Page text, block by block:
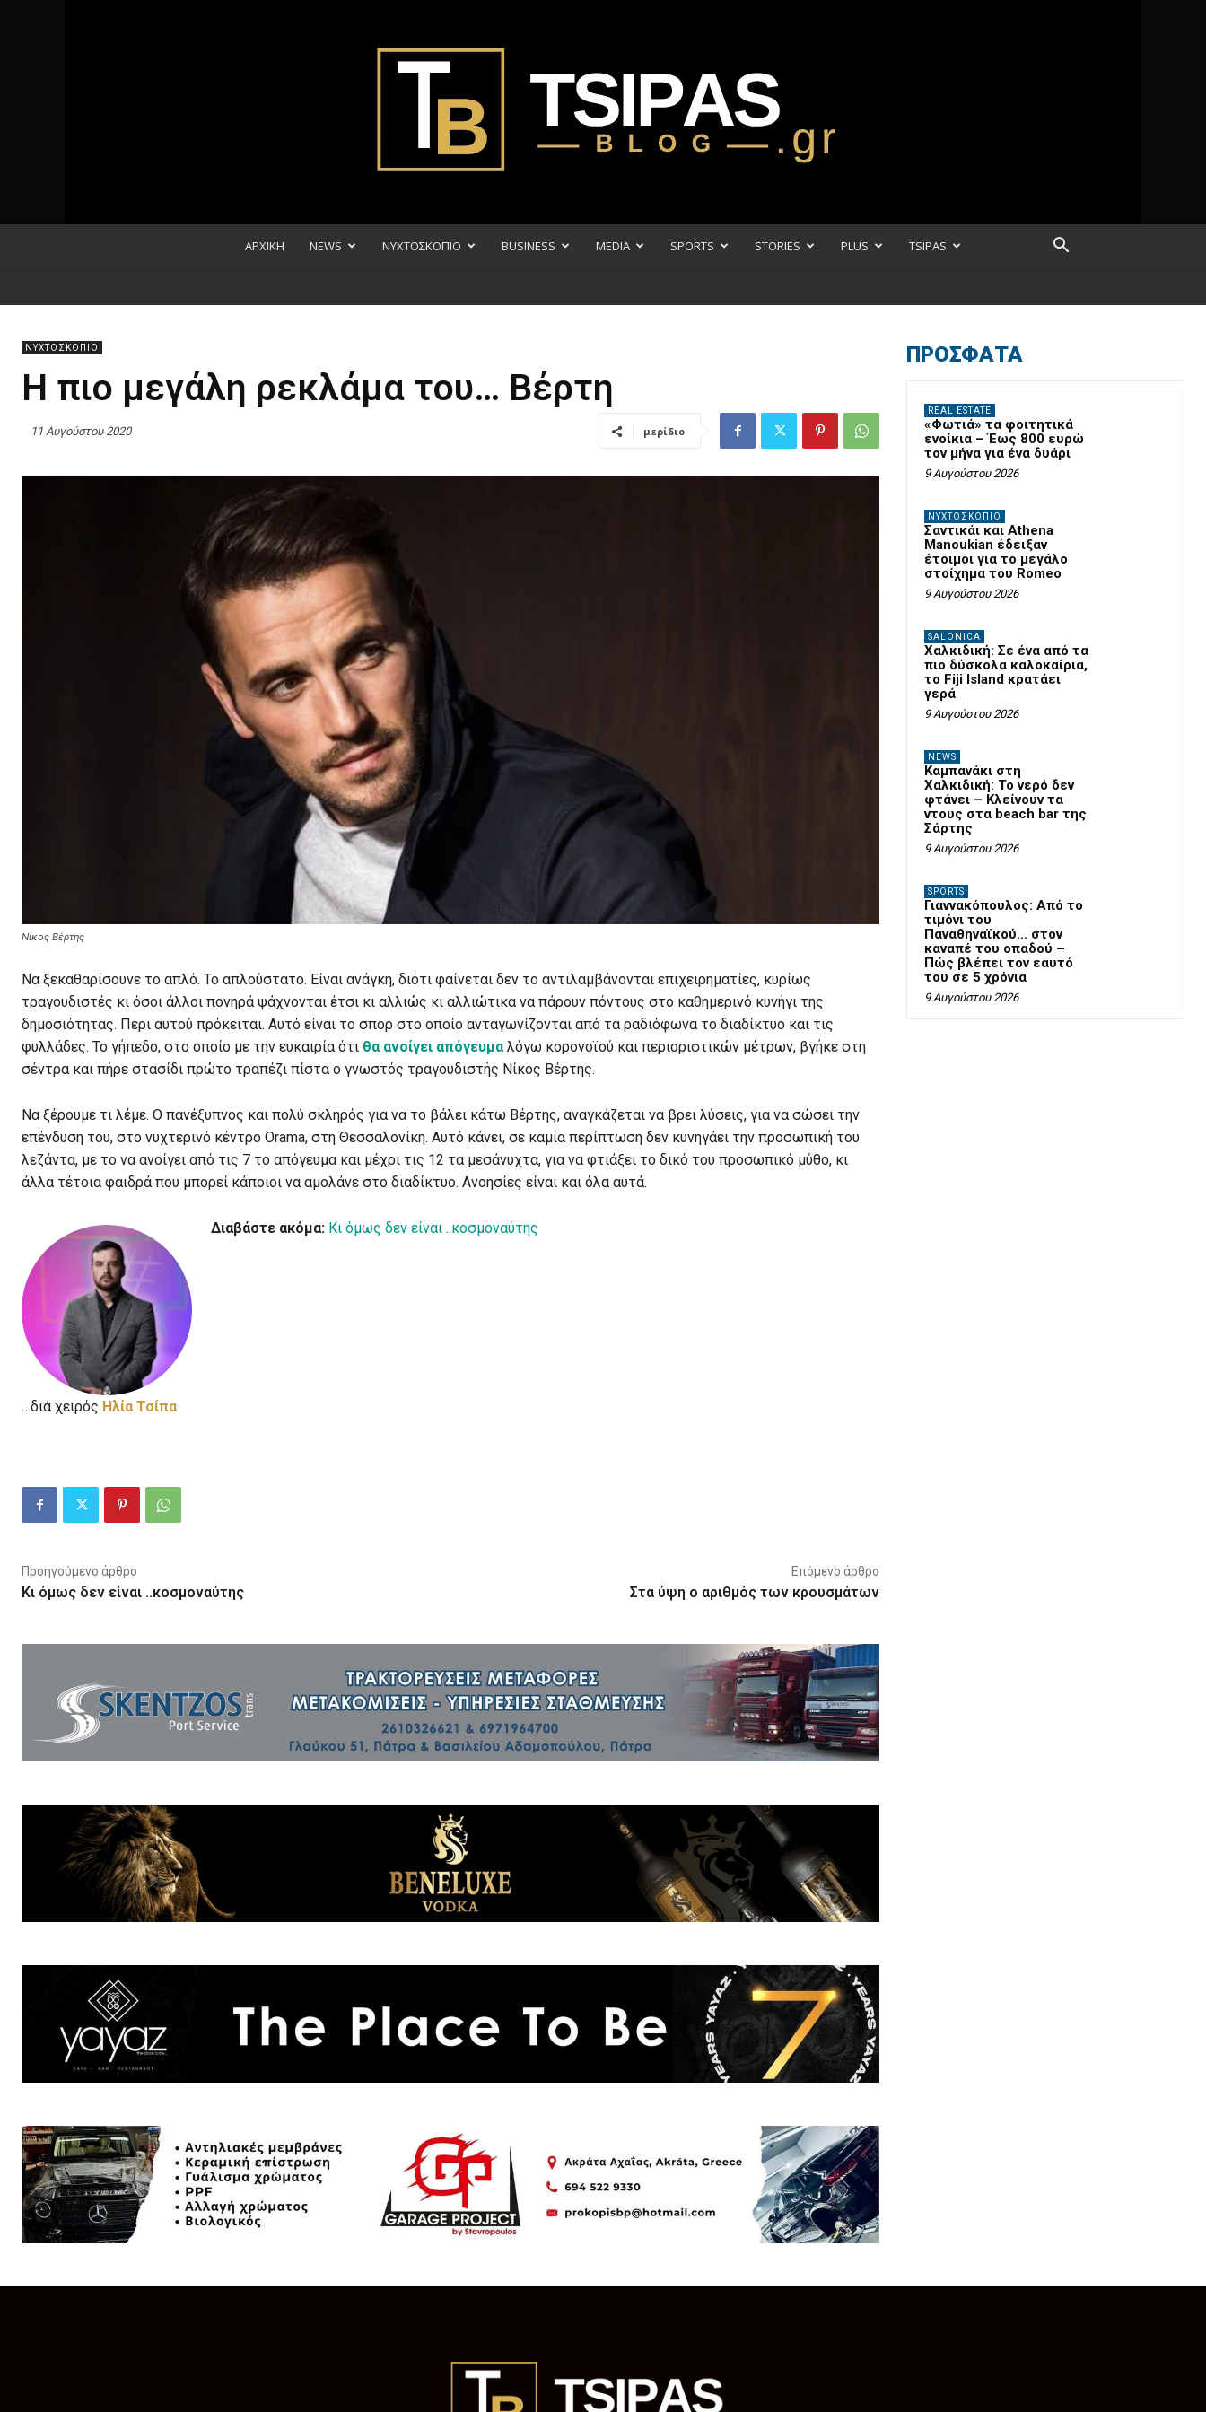
ΑΡΧΙΚΗ NEWS ΝΥΧΤΟΣΚΟΠΙΟ BUSINESS MEDIA SPORTS STORIES PLUS TSIPAS
ΝΥΧΤΟΣΚΟΠΙΟ
Η πιο μεγάλη ρεκλάμα του… Βέρτη
11 Αυγούστου 2020 μερίδιο
Νίκος Βέρτης
Να ξεκαθαρίσουνε το απλό. Το απλούστατο. Είναι ανάγκη, διότι φαίνεται δεν το αντιλαμβάνονται επιχειρηματίες, κυρίως
τραγουδιστές κι όσοι άλλοι πονηρά ψάχνονται έτσι κι αλλιώς κι αλλιώτικα να πάρουν πόντους στο καθημερινό κυνήγι της
δημοσιότητας. Περι αυτού πρόκειται. Αυτό είναι το σπορ στο οποίο ανταγωνίζονται από τα ραδιόφωνα το διαδίκτυο και τις
φυλλάδες. Το γήπεδο, στο οποίο με την ευκαιρία ότι θα ανοίγει απόγευμαλόγω κορονοϊού και περιοριστικών μέτρων, βγήκε στη
σέντρα και πήρε στασίδι πρώτο τραπέζι πίστα ο γνωστός τραγουδιστής Νίκος Βέρτης.
Να ξέρουμε τι λέμε. Ο πανέξυπνος και πολύ σκληρός για να το βάλει κάτω Βέρτης, αναγκάζεται να βρει λύσεις, για να σώσει την
επένδυση του, στο νυχτερινό κέντρο Orama, στη Θεσσαλονίκη. Αυτό κάνει, σε καμία περίπτωση δεν κυνηγάει την προσωπική του
λεζάντα, με το να ανοίγει από τις 7 το απόγευμα και μέχρι τις 12 τα μεσάνυχτα, για να φτιάξει το δικό του προσωπικό μύθο, κι
άλλα τέτοια φαιδρά που μπορεί κάποιοι να αμολάνε στο διαδίκτυο. Ανοησίες είναι και όλα αυτά.
…διά χειρός Hλία Τσίπα
Διαβάστε ακόμα: Κι όμως δεν είναι ..κοσμοναύτης
Προηγούμενο άρθρο
Κι όμως δεν είναι ..κοσμοναύτης
Επόμενο άρθρο
Στα ύψη ο αριθμός των κρουσμάτων
ΠΡΟΣΦΑΤΑ
REAL ESTATE
«Φωτιά» τα φοιτητικά
ενοίκια – Έως 800 ευρώ
τον μήνα για ένα δυάρι
9 Αυγούστου 2026
ΝΥΧΤΟΣΚΟΠΙΟ
Σαντικάι και Athena
Manoukian έδειξαν
έτοιμοι για το μεγάλο
στοίχημα του Romeo
9 Αυγούστου 2026
SALONICA
Χαλκιδική: Σε ένα από τα
πιο δύσκολα καλοκαίρια,
το Fiji Island κρατάει
γερά
9 Αυγούστου 2026
NEWS
Καμπανάκι στη
Χαλκιδική: Το νερό δεν
φτάνει – Κλείνουν τα
ντους στα beach bar της
Σάρτης
9 Αυγούστου 2026
SPORTS
Γιαννακόπουλος: Από το
τιμόνι του
Παναθηναϊκού… στον
καναπέ του οπαδού –
Πώς βλέπει τον εαυτό
του σε 5 χρόνια
9 Αυγούστου 2026